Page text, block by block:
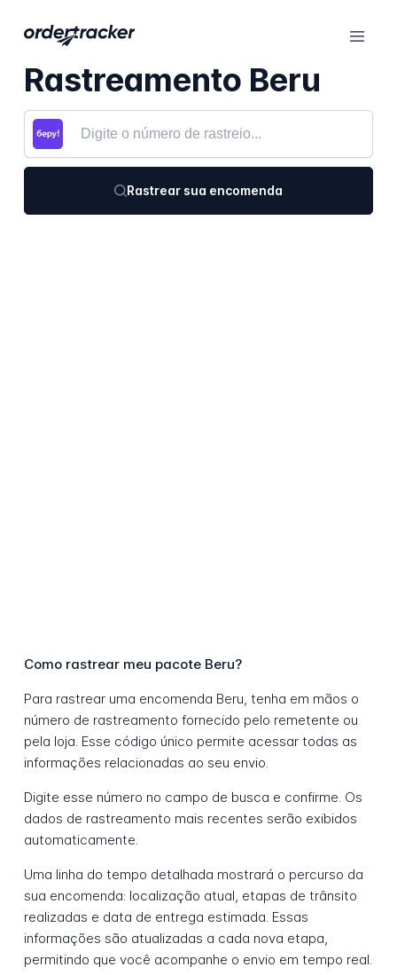
Rastreamento Beru
Rastrear sua encomenda
Como rastrear meu pacote Beru?
Para rastrear uma encomenda Beru, tenha em mãos o
número de rastreamento fornecido pelo remetente ou
pela loja. Esse código único permite acessar todas as
informações relacionadas ao seu envio.
Digite esse número no campo de busca e confirme. Os
dados de rastreamento mais recentes serão exibidos
automaticamente.
Uma linha do tempo detalhada mostrará o percurso da
sua encomenda: localização atual, etapas de trânsito
realizadas e data de entrega estimada. Essas
informações são atualizadas a cada nova etapa,
permitindo que você acompanhe o envio em tempo real.